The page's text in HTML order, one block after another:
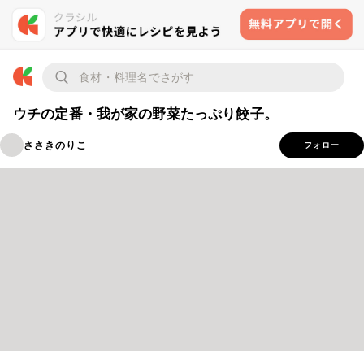
ウチの定番・我が家の野菜たっぷり餃子。
ささきのりこ フォロー